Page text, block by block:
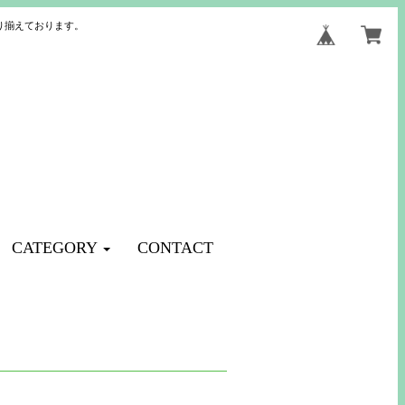
えております。
CATEGORY CONTACT